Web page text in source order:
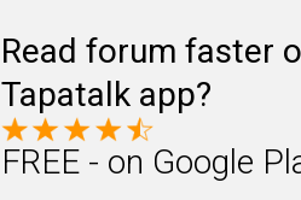
Read forum faster
Tapatalk app?
FREE - on Google